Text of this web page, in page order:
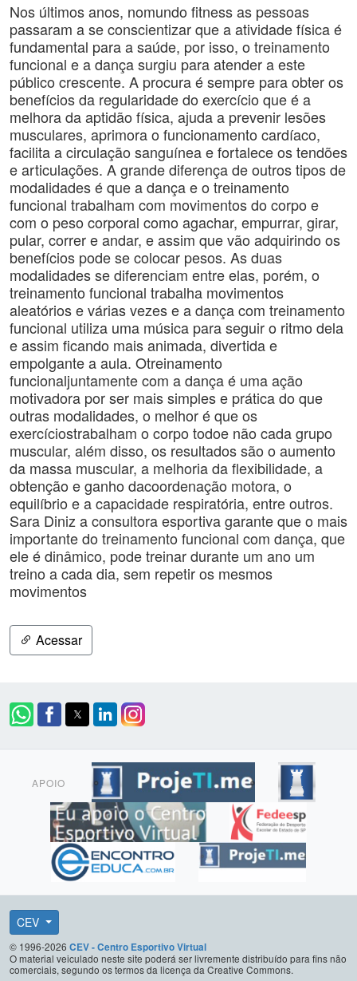
Nos últimos anos, nomundo fitness as pessoas
passaram a se conscientizar que a atividade física é
fundamental para a saúde, por isso, o treinamento
funcional e a dança surgiu para atender a este
público crescente. A procura é sempre para obter os
benefícios da regularidade do exercício que é a
melhora da aptidão física, ajuda a prevenir lesões
musculares, aprimora o funcionamento cardíaco,
facilita a circulação sanguínea e fortalece os tendões
e articulações. A grande diferença de outros tipos de
modalidades é que a dança e o treinamento
funcional trabalham com movimentos do corpo e
com o peso corporal como agachar, empurrar, girar,
pular, correr e andar, e assim que vão adquirindo os
benefícios pode se colocar pesos. As duas
modalidades se diferenciam entre elas, porém, o
treinamento funcional trabalha movimentos
aleatórios e várias vezes e a dança com treinamento
funcional utiliza uma música para seguir o ritmo dela
e assim ficando mais animada, divertida e
empolgante a aula. Otreinamento
funcionaljuntamente com a dança é uma ação
motivadora por ser mais simples e prática do que
outras modalidades, o melhor é que os
exercíciostrabalham o corpo todoe não cada grupo
muscular, além disso, os resultados são o aumento
da massa muscular, a melhoria da flexibilidade, a
obtenção e ganho dacoordenação motora, o
equilíbrio e a capacidade respiratória, entre outros.
Sara Diniz a consultora esportiva garante que o mais
importante do treinamento funcional com dança, que
ele é dinâmico, pode treinar durante um ano um
treino a cada dia, sem repetir os mesmos
movimentos
Acessar
APOIO
CEV
© 1996-2026 CEV - Centro Esportivo Virtual
O material veiculado neste site poderá ser livremente distribuído para fins não
comerciais, segundo os termos da licença da Creative Commons.